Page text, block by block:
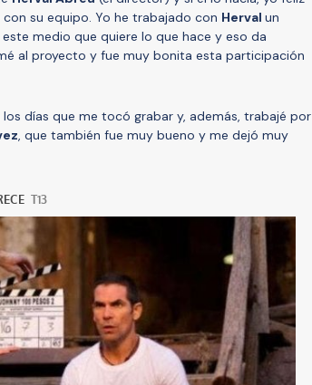
su equipo. Yo he trabajado con Herval un
medio que quiere lo que hace y eso da
al proyecto y fue muy bonita esta participación
días que me tocó grabar y, además, trabajé por
, que también fue muy bueno y me dejó muy